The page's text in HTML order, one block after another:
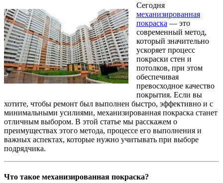
Сегодня
механизированная
покраска — это
современный метод,
который значительно
ускоряет процесс
покраски стен и
потолков, при этом
обеспечивая
превосходное качество
покрытия. Если вы
хотите, чтобы ремонт был выполнен быстро, эффективно и с
минимальными усилиями, механизированная покраска станет
отличным выбором. В этой статье мы расскажем о
преимуществах этого метода, процессе его выполнения и
важных аспектах, которые нужно учитывать при выборе
подрядчика.
Что такое механизированная покраска?